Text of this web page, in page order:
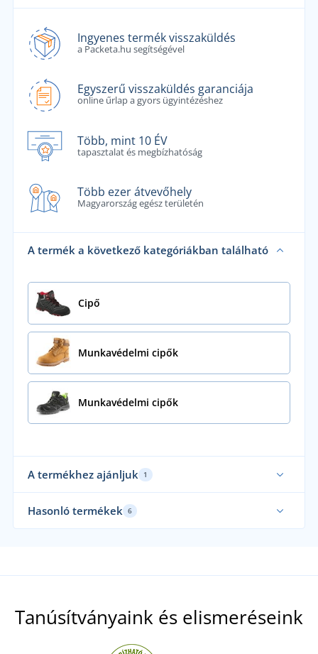
Ingyenes termék visszaküldés
a Packeta.hu segítségével
Egyszerű visszaküldés garanciája
online űrlap a gyors ügyintézéshez
Több, mint 10 ÉV
tapasztalat és megbízhatóság
Több ezer átvevőhely
Magyarország egész területén
A termék a következő kategóriákban található
Cipő
Munkavédelmi cipők
Munkavédelmi cipők
A termékhez ajánljuk 1
Hasonló termékek 6
Tanúsítványaink és elismeréseink